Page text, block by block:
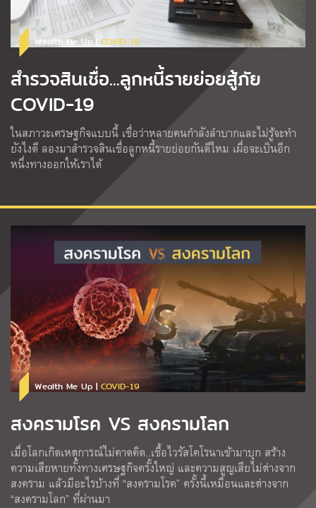
Wealth Me Up | COVID-19
สำรวจสินเชื่อ...ลูกหนี้รายย่อยสู้ภัย
COVID-19
ในสภาวะเศรษฐกิจแบบนี้ เชื่อว่าหลายคนกำลังลำบากและไม่รู้จะทำ
ยังไงดี ลองมาสำรวจสินเชื่อลูกหนี้รายย่อยกันดีไหม เผื่อจะเป็นอีก
หนึ่งทางออกให้เราได้
Wealth Me Up |COVID-19
สงครามโรค VS สงครามโลก
เมื่อโลกเกิดเหตุการณ์ไม่คาดคิด..เชื้อไวรัสโคโรนาเข้ามาบุก สร้าง
ความเสียหายทั้งทางเศรษฐกิจครั้งใหญ่ และความสูญเสียไม่ต่างจาก
สงคราม แล้วมีอะไรบ้างที่ “สงครามโรค” ครั้งนี้เหมือนและต่างจาก
“สงครามโลก” ที่ผ่านมา